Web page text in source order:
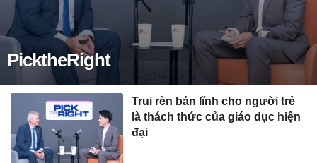
PicktheRight
Trui rèn bản lĩnh cho người trẻ
là thách thức của giáo dục hiện
đại